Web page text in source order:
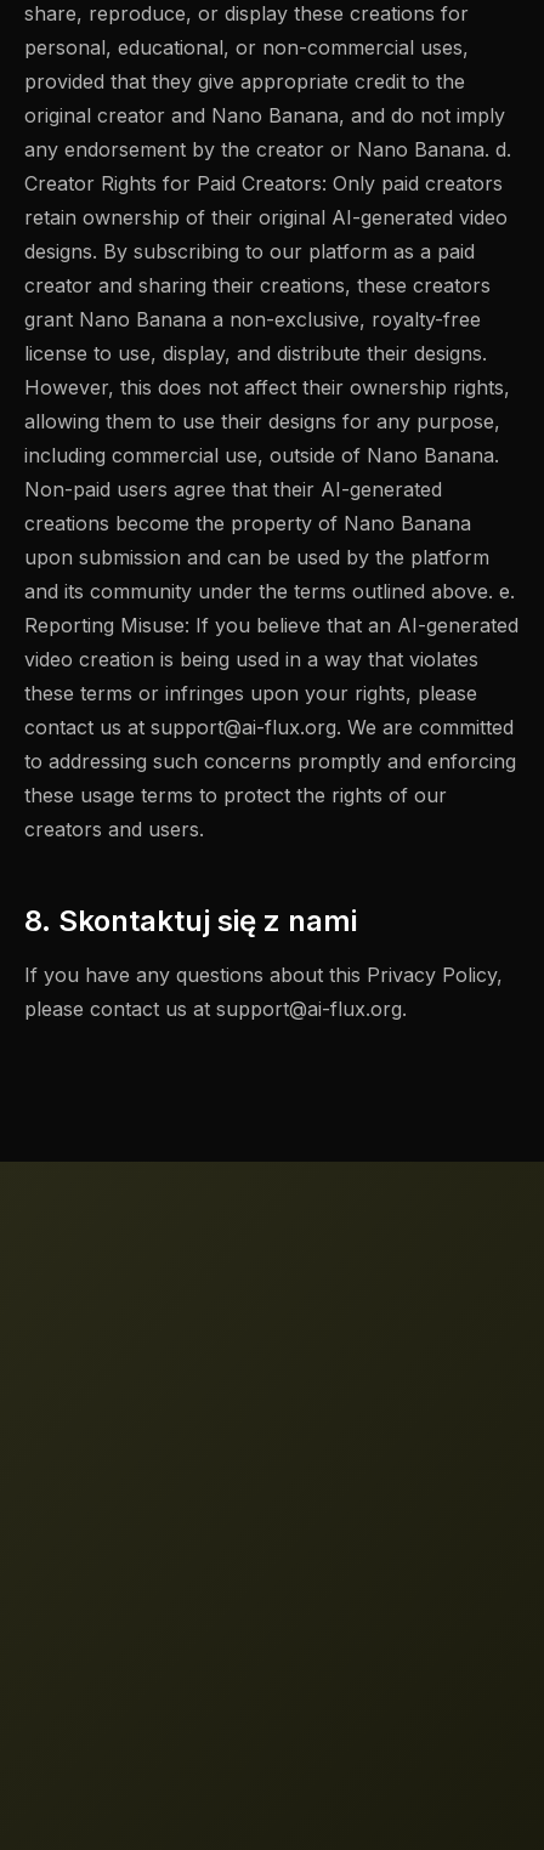
share, reproduce, or display these creations for
personal, educational, or non-commercial uses,
provided that they give appropriate credit to the
original creator and Nano Banana, and do not imply
any endorsement by the creator or Nano Banana. d.
Creator Rights for Paid Creators: Only paid creators
retain ownership of their original AI-generated video
designs. By subscribing to our platform as a paid
creator and sharing their creations, these creators
grant Nano Banana a non-exclusive, royalty-free
license to use, display, and distribute their designs.
However, this does not affect their ownership rights,
allowing them to use their designs for any purpose,
including commercial use, outside of Nano Banana.
Non-paid users agree that their AI-generated
creations become the property of Nano Banana
upon submission and can be used by the platform
and its community under the terms outlined above. e.
Reporting Misuse: If you believe that an AI-generated
video creation is being used in a way that violates
these terms or infringes upon your rights, please
contact us at support@ai-flux.org. We are committed
to addressing such concerns promptly and enforcing
these usage terms to protect the rights of our
creators and users.
8. Skontaktuj się z nami
If you have any questions about this Privacy Policy,
please contact us at support@ai-flux.org.